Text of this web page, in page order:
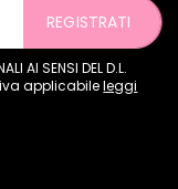
REGISTRATI
AI SENSI DEL D.L.
applicabileleggi